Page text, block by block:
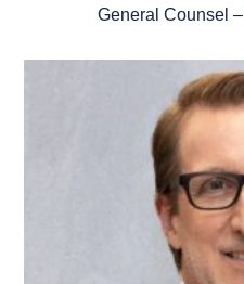
General Counsel